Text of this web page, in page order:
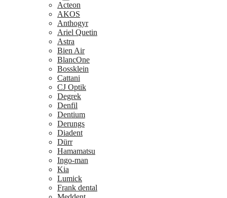
Acteon
AKOS
Anthogyr
Ariel Quetin
Astra
Bien Air
BlancOne
Bossklein
Cattani
CJ Optik
Degrek
Denfil
Dentium
Derungs
Diadent
Dürr
Hamamatsu
Ingo-man
Kia
Lumick
Frank dental